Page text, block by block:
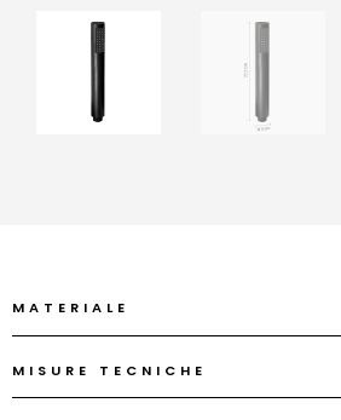
MATERIALE
MISURE TECNICHE